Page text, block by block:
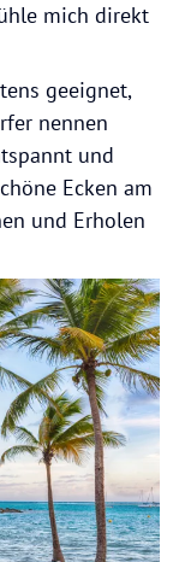
mich direkt
geeignet,
nennen
und
Ecken am
und Erholen